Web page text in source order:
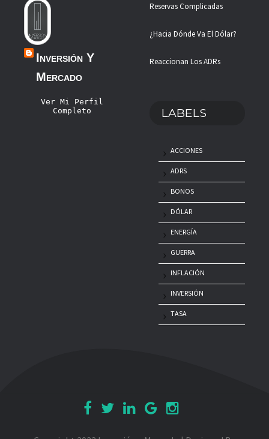
Inversión Y
Mercado
Ver Mi Perfil
Completo
Reservas Complicadas
¿Hacia Dónde Va El Dólar?
Reaccionan Los ADRs
LABELS
ACCIONES
ADRS
BONOS
DÓLAR
ENERGÍA
GUERRA
INFLACIÓN
INVERSIÓN
TASA